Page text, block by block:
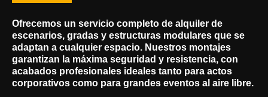
Ofrecemos un servicio completo de alquiler de
escenarios, gradas y estructuras modulares que se
adaptan a cualquier espacio. Nuestros montajes
garantizan la máxima seguridad y resistencia, con
acabados profesionales ideales tanto para actos
corporativos como para grandes eventos al aire libre.